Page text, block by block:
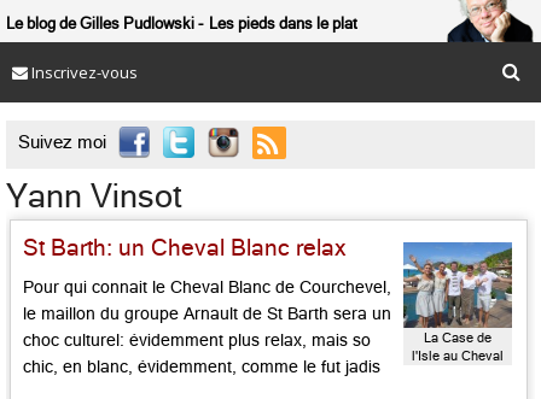
Le blog de Gilles Pudlowski Les pieds dans le plat
Inscrivez-vous
Suivez moi 
Yann Vinsot
St Barth: un Cheval Blanc relax
Pour qui connait le Cheval Blanc de Courchevel,
le maillon du groupe Arnault de St Barth sera un
choc culturel: évidemment plus relax, mais so
chic, en blanc, évidemment, comme le fut jadis
La Case de
l'Isle au Cheval